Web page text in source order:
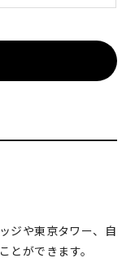
ジや東京タワー、自
とができます。